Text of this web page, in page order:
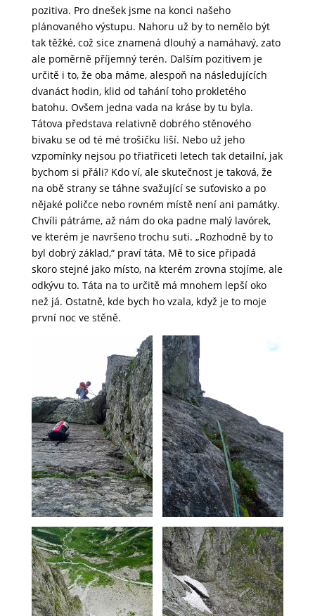
pozitiva. Pro dnešek jsme na konci našeho
plánovaného výstupu. Nahoru už by to nemělo být
tak těžké, což sice znamená dlouhý a namáhavý, zato
ale poměrně příjemný terén. Dalším pozitivem je
určitě i to, že oba máme, alespoň na následujících
dvanáct hodin, klid od tahání toho prokletého
batohu. Ovšem jedna vada na kráse by tu byla.
Tátova představa relativně dobrého stěnového
bivaku se od té mé trošičku liší. Nebo už jeho
vzpomínky nejsou po třiatřiceti letech tak detailní, jak
bychom si přáli? Kdo ví, ale skutečnost je taková, že
na obě strany se táhne svažující se suťovisko a po
nějaké poličce nebo rovném místě není ani památky.
Chvíli pátráme, až nám do oka padne malý lavórek,
ve kterém je navršeno trochu suti. „Rozhodně by to
byl dobrý základ,“ praví táta. Mě to sice připadá
skoro stejné jako místo, na kterém zrovna stojíme, ale
odkývu to. Táta na to určitě má mnohem lepší oko
než já. Ostatně, kde bych ho vzala, když je to moje
první noc ve stěně.